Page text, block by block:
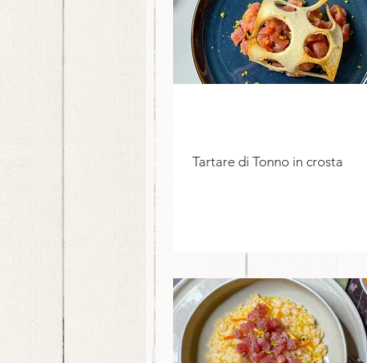
Tartare di Tonno in crosta